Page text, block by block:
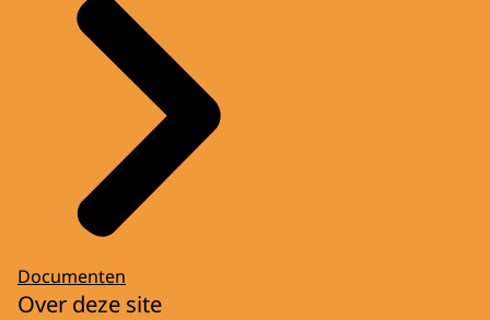
Documenten
Over deze site